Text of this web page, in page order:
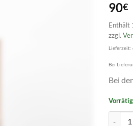
90€
Enthält
zzgl.
Lieferzeit:
Bei
Bei
Vorrätig